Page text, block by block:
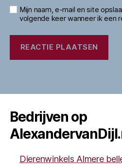
Mijn naam, e-mail en site
volgende keer wanneer ik een
Bedrijven op
Dierenwinkels Almere